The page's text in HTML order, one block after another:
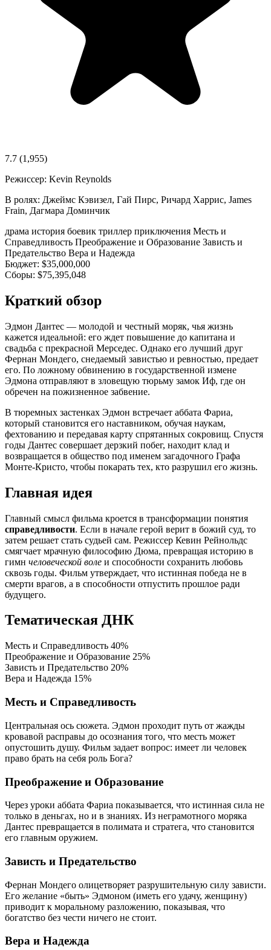
7.7 (1,955)
Режиссер: Kevin Reynolds
В ролях: Джеймс Кэвизел, Гай Пирс, Ричард Харрис, James
Frain, Дагмара Доминчик
драма история боевик триллер приключения Месть и
Справедливость Преображение и Образование Зависть и
Предательство Вера и Надежда
Бюджет: $35,000,000
Сборы: $75,395,048
Краткий обзор
Эдмон Дантес — молодой и честный моряк, чья жизнь
кажется идеальной: его ждет повышение до капитана и
свадьба с прекрасной Мерседес. Однако его лучший друг
Фернан Мондего, снедаемый завистью и ревностью, предает
его. По ложному обвинению в государственной измене
Эдмона отправляют в зловещую тюрьму замок Иф, где он
обречен на пожизненное забвение.
В тюремных застенках Эдмон встречает аббата Фариа,
который становится его наставником, обучая наукам,
фехтованию и передавая карту спрятанных сокровищ. Спустя
годы Дантес совершает дерзкий побег, находит клад и
возвращается в общество под именем загадочного Графа
Монте-Кристо, чтобы покарать тех, кто разрушил его жизнь.
Главная идея
Главный смысл фильма кроется в трансформации понятия
справедливости. Если в начале герой верит в божий суд, то
затем решает стать судьей сам. Режиссер Кевин Рейнольдс
смягчает мрачную философию Дюма, превращая историю в
гимн человеческой воле и способности сохранить любовь
сквозь годы. Фильм утверждает, что истинная победа не в
смерти врагов, а в способности отпустить прошлое ради
будущего.
Тематическая ДНК
Месть и Справедливость 40%
Преображение и Образование 25%
Зависть и Предательство 20%
Вера и Надежда 15%
Месть и Справедливость
Центральная ось сюжета. Эдмон проходит путь от жажды
кровавой расправы до осознания того, что месть может
опустошить душу. Фильм задает вопрос: имеет ли человек
право брать на себя роль Бога?
Преображение и Образование
Через уроки аббата Фариа показывается, что истинная сила не
только в деньгах, но и в знаниях. Из неграмотного моряка
Дантес превращается в полимата и стратега, что становится
его главным оружием.
Зависть и Предательство
Фернан Мондего олицетворяет разрушительную силу зависти.
Его желание «быть» Эдмоном (иметь его удачу, женщину)
приводит к моральному разложению, показывая, что
богатство без чести ничего не стоит.
Вера и Надежда